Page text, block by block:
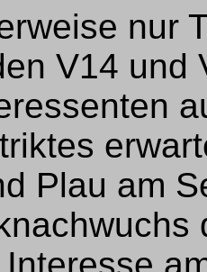
nur
V14 und
Plau am